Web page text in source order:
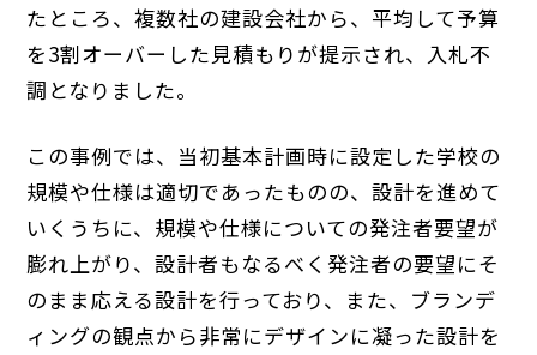
たところ、複数社の建設会社から、平均して予算
を3割オーバーした見積もりが提示され、入札不
調となりました。
この事例では、当初基本計画時に設定した学校の
規模や仕様は適切であったものの、設計を進めて
いくうちに、規模や仕様についての発注者要望が
膨れ上がり、設計者もなるべく発注者の要望にそ
のまま応える設計を行っており、また、ブランデ
ィングの観点から非常にデザインに凝った設計を